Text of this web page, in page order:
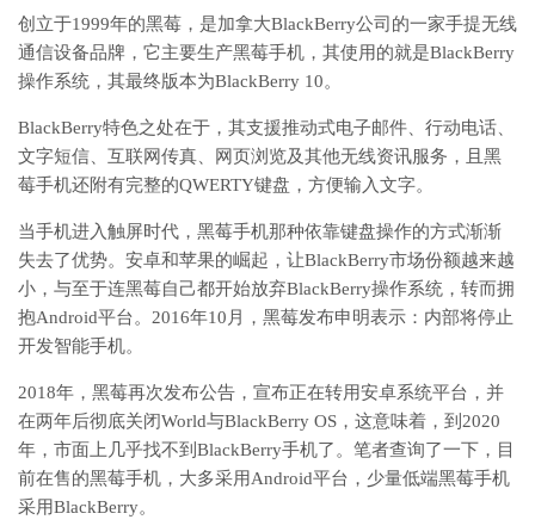
创立于1999年的黑莓，是加拿大BlackBerry公司的一家手提无线
通信设备品牌，它主要生产黑莓手机，其使用的就是BlackBerry
操作系统，其最终版本为BlackBerry 10。
BlackBerry特色之处在于，其支援推动式电子邮件、行动电话、
文字短信、互联网传真、网页浏览及其他无线资讯服务，且黑
莓手机还附有完整的QWERTY键盘，方便输入文字。
当手机进入触屏时代，黑莓手机那种依靠键盘操作的方式渐渐
失去了优势。安卓和苹果的崛起，让BlackBerry市场份额越来越
小，与至于连黑莓自己都开始放弃BlackBerry操作系统，转而拥
抱Android平台。2016年10月，黑莓发布申明表示：内部将停止
开发智能手机。
2018年，黑莓再次发布公告，宣布正在转用安卓系统平台，并
在两年后彻底关闭World与BlackBerry OS，这意味着，到2020
年，市面上几乎找不到BlackBerry手机了。笔者查询了一下，目
前在售的黑莓手机，大多采用Android平台，少量低端黑莓手机
采用BlackBerry。